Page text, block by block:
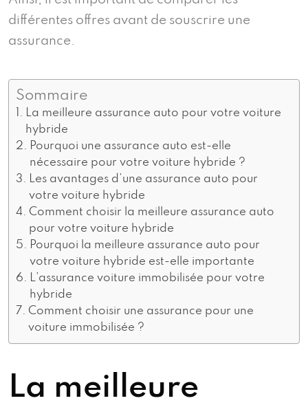
différentes offres avant de souscrire une
assurance.
Sommaire
La meilleure assurance auto pour votre voiture
hybride
Pourquoi une assurance auto est-elle
nécessaire pour votre voiture hybride ?
Les avantages d’une assurance auto pour
votre voiture hybride
Comment choisir la meilleure assurance auto
pour votre voiture hybride
Pourquoi la meilleure assurance auto pour
votre voiture hybride est-elle importante
L’assurance voiture immobilisée pour votre
hybride
Comment choisir une assurance pour une
voiture immobilisée ?
La meilleure